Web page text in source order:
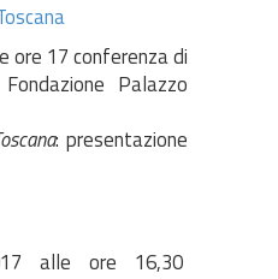
ore 17 conferenza di
Palazzo
: presentazione
alle ore 16,30